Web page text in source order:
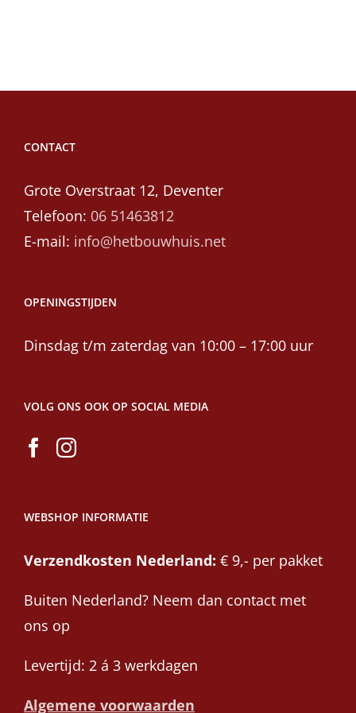
CONTACT
Grote Overstraat 12, Deventer
Telefoon: 06 51463812
E-mail: info@hetbouwhuis.net
OPENINGSTIJDEN
Dinsdag t/m zaterdag van 10:00 – 17:00 uur
VOLG ONS OOK OP SOCIAL MEDIA
WEBSHOP INFORMATIE
Verzendkosten Nederland: € 9,- per pakket
Buiten Nederland? Neem dan contact met
ons op
Levertijd: 2 á 3 werkdagen
Algemene voorwaarden